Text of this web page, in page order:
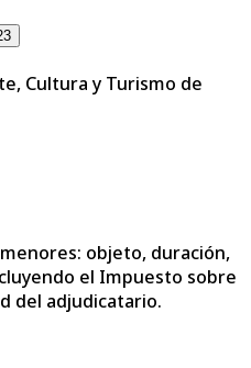
Cultura y Turismo de
objeto, duración,
el Impuesto sobre
del adjudicatario.